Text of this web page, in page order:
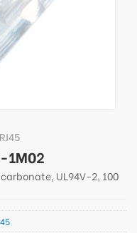
RJ45
1M02
UL94V-2, 100